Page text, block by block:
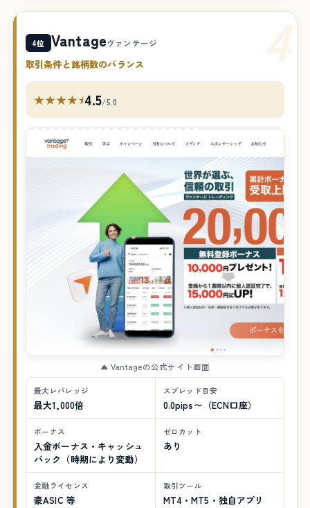
4位 Vantageヴァンテージ
取引条件と銘柄数のバランス
★★★★⯨4.5/5.0
▲ Vantageの公式サイト画面
最大レバレッジ
最大1,000倍
スプレッド目安
0.0pips〜（ECN口座）
ボーナス
入金ボーナス・キャッシュ
バック（時期により変動）
ゼロカット
あり
金融ライセンス
豪ASIC 等
取引ツール
MT4・MT5・独自アプリ